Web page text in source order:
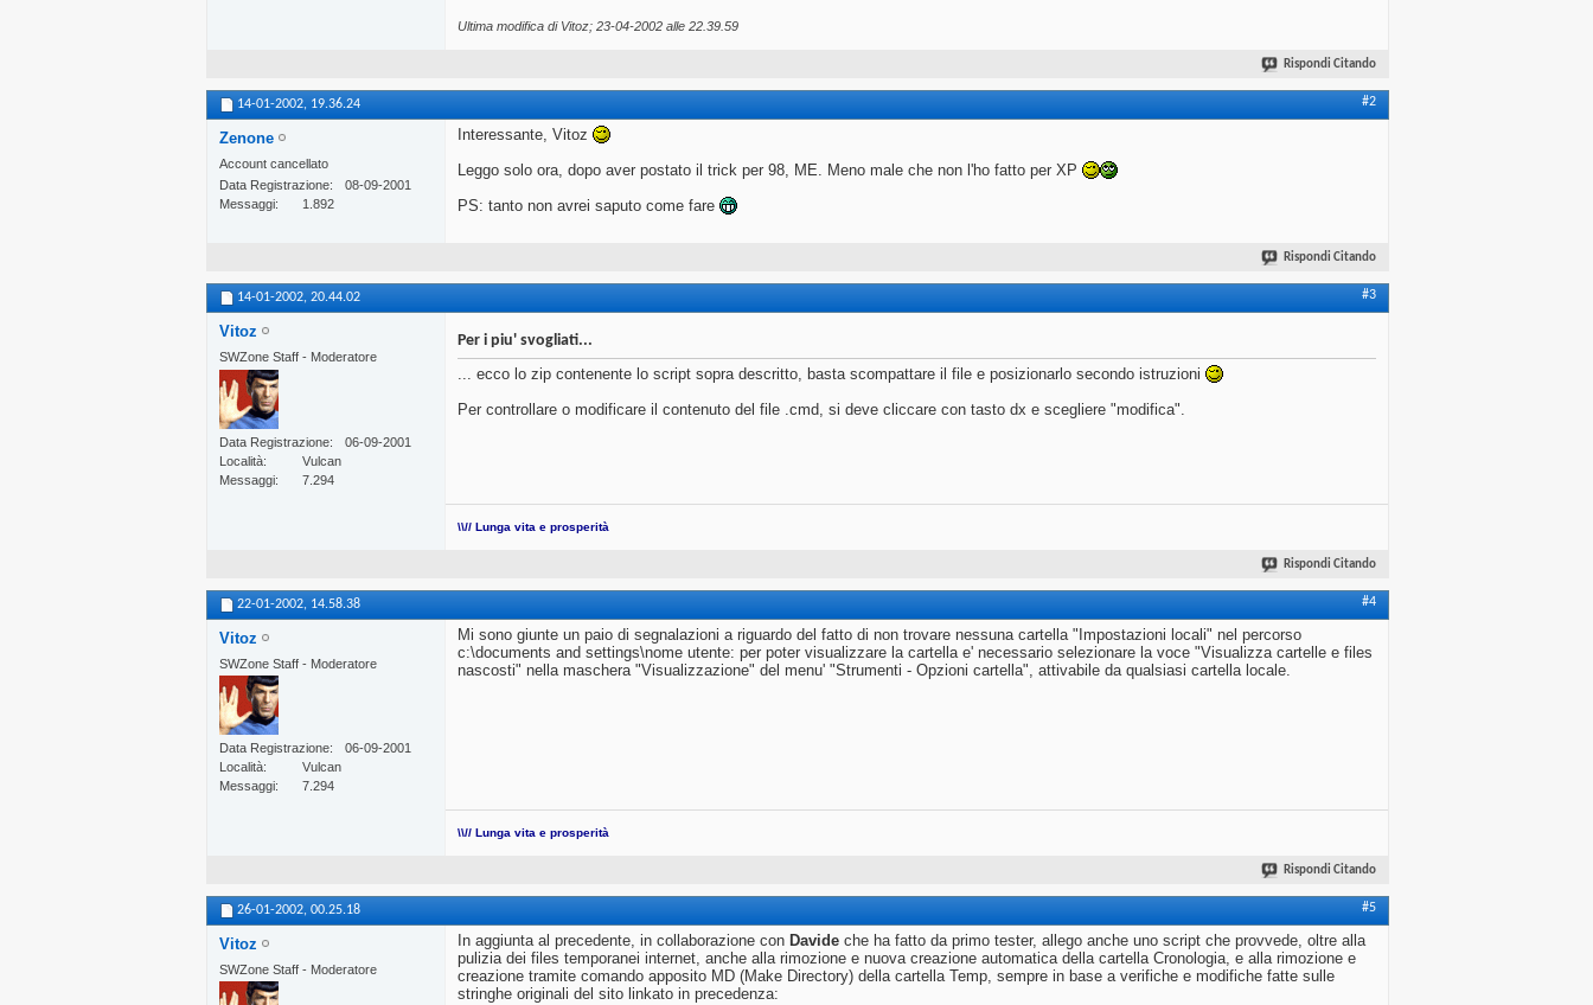
Ultima modifica di Vitoz; 23-04-2002 alle 22.39.59
Rispondi Citando
14-01-2002, 19.36.24 #2
Zenone
Account cancellato
Data Registrazione
08-09-2001
Messaggi
1.892
Interessante, Vitoz
Leggo solo ora, dopo aver postato il trick per 98, ME. Meno male che non l'ho fatto per XP
PS: tanto non avrei saputo come fare
Rispondi Citando
14-01-2002, 20.44.02 #3
Vitoz
SWZone Staff - Moderatore
Data Registrazione
06-09-2001
Località
Vulcan
Messaggi
7.294
Per i piu' svogliati...
... ecco lo zip contenente lo script sopra descritto, basta scompattare il file e posizionarlo secondo istruzioni
Per controllare o modificare il contenuto del file .cmd, si deve cliccare con tasto dx e scegliere "modifica".
\\// Lunga vita e prosperità
Rispondi Citando
22-01-2002, 14.58.38 #4
Vitoz
SWZone Staff - Moderatore
Data Registrazione
06-09-2001
Località
Vulcan
Messaggi
7.294
Mi sono giunte un paio di segnalazioni a riguardo del fatto di non trovare nessuna cartella "Impostazioni locali" nel percorso
c:\documents and settings\nome utente: per poter visualizzare la cartella e' necessario selezionare la voce "Visualizza cartelle e files
nascosti" nella maschera "Visualizzazione" del menu' "Strumenti - Opzioni cartella", attivabile da qualsiasi cartella locale.
\\// Lunga vita e prosperità
Rispondi Citando
26-01-2002, 00.25.18 #5
Vitoz
SWZone Staff - Moderatore
In aggiunta al precedente, in collaborazione con Davide che ha fatto da primo tester, allego anche uno script che provvede, oltre alla
pulizia dei files temporanei internet, anche alla rimozione e nuova creazione automatica della cartella Cronologia, e alla rimozione e
creazione tramite comando apposito MD (Make Directory) della cartella Temp, sempre in base a verifiche e modifiche fatte sulle
stringhe originali del sito linkato in precedenza: